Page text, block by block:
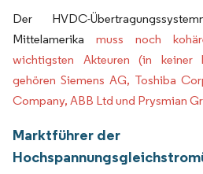
Der HVDC-
Mittelamerika muss noch
wichtigsten Akteuren (in keiner
gehören Siemens AG, Toshiba
Company, ABB Ltd und Prysmian
Marktführer der